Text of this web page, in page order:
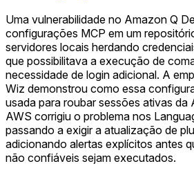
Uma vulnerabilidade no Amazon Q
configurações MCP em um
servidores locais herdando
que possibilitava a execução de
necessidade de login adicional. A
Wiz demonstrou como essa
usada para roubar sessões ativas da
AWS corrigiu o problema nos
passando a exigir a atualização de
adicionando alertas explícitos antes
não confiáveis sejam executados.